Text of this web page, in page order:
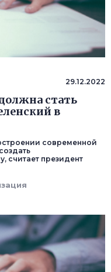
29.12.2022
стать
в
современной
считает президент